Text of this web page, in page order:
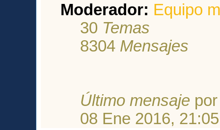
Moderador: Equipo
30 Temas
8304 Mensajes
Último mensaje
08 Ene 2016, 21:05